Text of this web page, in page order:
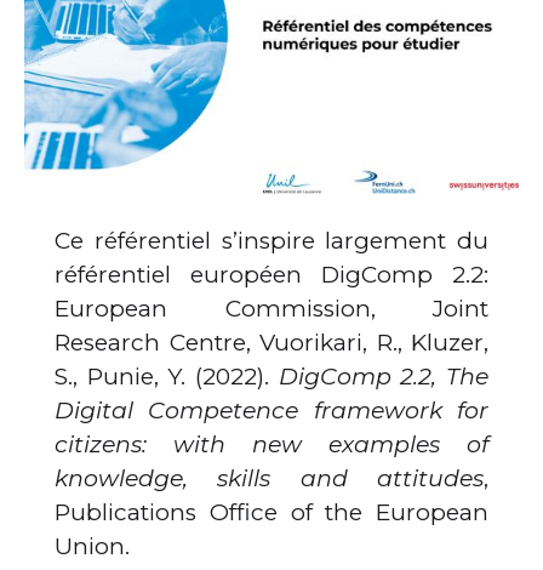
Ce référentiel s’inspire largement du
référentiel européen DigComp 2.2:
European Commission, Joint
Research Centre, Vuorikari, R., Kluzer,
S., Punie, Y. (2022). DigComp 2.2, The
Digital Competence framework for
citizens: with new examples of
knowledge, skills and attitudes,
Publications Office of the European
Union.